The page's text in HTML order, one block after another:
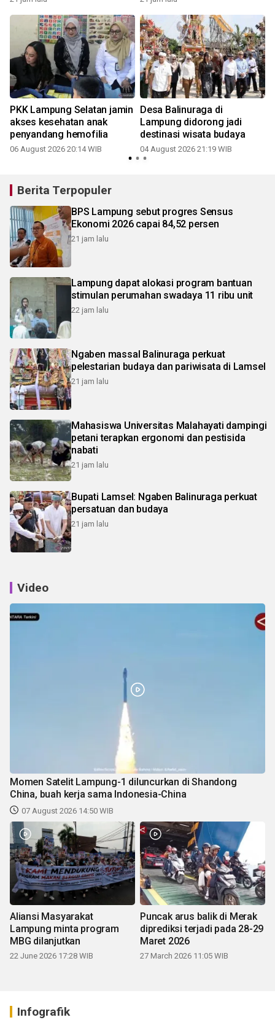
PKK Lampung Selatan jamin
akses kesehatan anak
penyandang hemofilia
06 August 2026 20:14 WIB
Desa Balinuraga di
Lampung didorong jadi
destinasi wisata budaya
04 August 2026 21:19 WIB
Berita Terpopuler
BPS Lampung sebut progres Sensus
Ekonomi 2026 capai 84,52 persen
21 jam lalu
Lampung dapat alokasi program bantuan
stimulan perumahan swadaya 11 ribu unit
22 jam lalu
Ngaben massal Balinuraga perkuat
pelestarian budaya dan pariwisata di Lamsel
21 jam lalu
Mahasiswa Universitas Malahayati dampingi
petani terapkan ergonomi dan pestisida
nabati
21 jam lalu
Bupati Lamsel: Ngaben Balinuraga perkuat
persatuan dan budaya
21 jam lalu
Video
Momen Satelit Lampung-1 diluncurkan di Shandong
China, buah kerja sama Indonesia-China
07 August 2026 14:50 WIB
Aliansi Masyarakat
Lampung minta program
MBG dilanjutkan
22 June 2026 17:28 WIB
Puncak arus balik di Merak
diprediksi terjadi pada 28-29
Maret 2026
27 March 2026 11:05 WIB
Infografik